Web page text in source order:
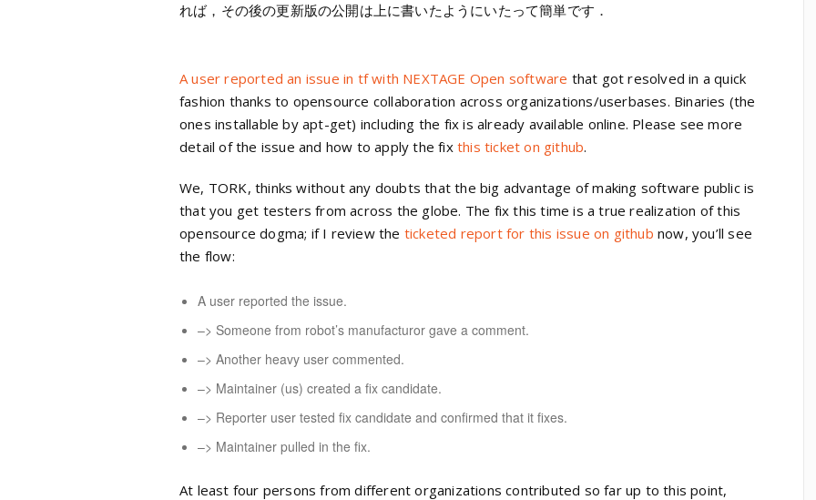
れば，その後の更新版の公開は上に書いたようにいたって簡単です．
A user reported an issue in tf with NEXTAGE Open software that got resolved in a quick
fashion thanks to opensource collaboration across organizations/userbases. Binaries (the
ones installable by apt-get) including the fix is already available online. Please see more
detail of the issue and how to apply the fixthis ticket on github.
We, TORK, thinks without any doubts that the big advantage of making software public is
that you get testers from across the globe. The fix this time is a true realization of this
opensource dogma; if I review the ticketed report for this issue on github now, you’ll see
the flow:
A user reported the issue.
–> Someone from robot’s manufacturor gave a comment.
–> Another heavy user commented.
–> Maintainer (us) created a fix candidate.
–> Reporter user tested fix candidate and confirmed that it fixes.
–> Maintainer pulled in the fix.
At least four persons from different organizations contributed so far up to this point,